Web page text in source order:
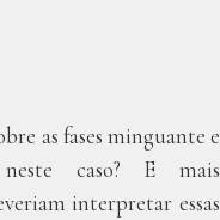
as fases minguante e
caso? E mais
interpretar essas